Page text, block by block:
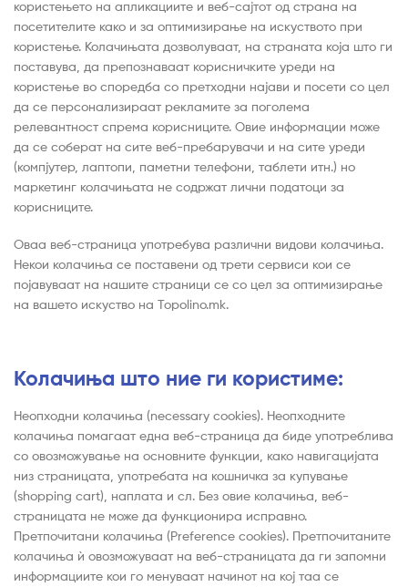
користењето на апликациите и веб-сајтот од страна на
посетителите како и за оптимизирање на искуството при
користење. Колачињата дозволуваат, на страната која што ги
поставува, да препознаваат корисничките уреди на
користење во споредба со претходни најави и посети со цел
да се персонализираат рекламите за поголема
релевантност спрема корисниците. Овие информации може
да се соберат на сите веб-пребарувачи и на сите уреди
(компјутер, лаптопи, паметни телефони, таблети итн.) но
маркетинг колачињата не содржат лични податоци за
корисниците.
Оваа веб-страница употребува различни видови колачиња.
Некои колачиња се поставени од трети сервиси кои се
појавуваат на нашите страници се со цел за оптимизирање
на вашето искуство на Topolino.mk.
Колачиња што ние ги користиме:
Неопходни колачиња (necessary cookies). Неопходните
колачиња помагаат една веб-страница да биде употреблива
со овозможување на основните функции, како навигацијата
низ страницата, употребата на кошничка за купување
(shopping cart), наплата и сл. Без овие колачиња, веб-
страницата не може да функционира исправно.
Претпочитани колачиња (Preference cookies). Претпочитаните
колачиња ѝ овозможуваат на веб-страницата да ги запомни
информациите кои го менуваат начинот на кој таа се